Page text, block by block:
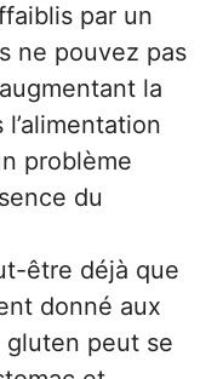
par un
ne pouvez pas
la
problème
du
être déjà que
donné aux
gluten peut se